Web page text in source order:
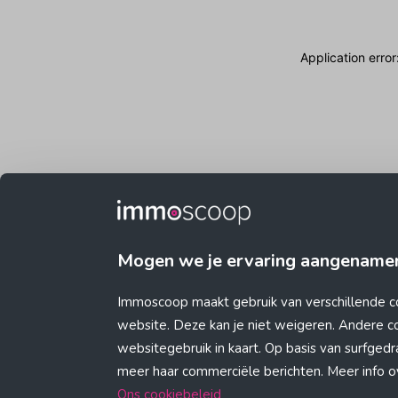
Mogen we je ervaring
Immoscoop maakt gebruik van verschillende
website. Deze kan je niet weigeren. Andere
websitegebruik in kaart. Op basis van
meer haar commerciële berichten. Meer info
Ons cookiebeleid
Application